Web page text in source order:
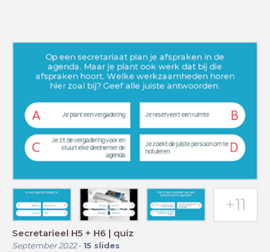
Secretarieel H5 + H6 | quiz
September 2022- 15 slides